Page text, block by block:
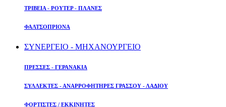
ΤΡΙΒΕΙΑ - ΡΟΥΤΕΡ - ΠΛΑΝΕΣ
ΦΑΛΤΣΟΠΡΙΟΝΑ
ΣΥΝΕΡΓΕΙΟ - ΜΗΧΑΝΟΥΡΓΕΙΟ
ΠΡΕΣΣΕΣ - ΓΕΡΑΝΑΚΙΑ
ΣΥΛΛΕΚΤΕΣ - ΑΝΑΡΡΟΦΗΤΗΡΕΣ ΓΡΑΣΣΟΥ - ΛΑΔΙΟΥ
ΦΟΡΤΙΣΤΕΣ / ΕΚΚΙΝΗΤΕΣ